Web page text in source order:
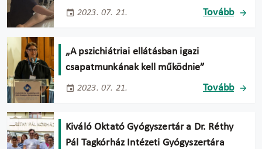
2023. 07. 21. Tovább
„A pszichiátriai ellátásban igazi
csapatmunkának kell működnie”
2023. 07. 21. Tovább
Kiváló Oktató Gyógyszertár a Dr. Réthy
Pál Tagkórház Intézeti Gyógyszertára